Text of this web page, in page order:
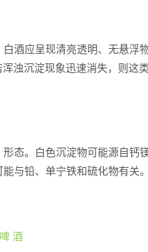
酒应呈现清亮透明、无悬浮
浊沉淀现象迅速消失，则这
态。白色沉淀物可能源自钙
与铅、单宁铁和硫化物有关。
啤 酒